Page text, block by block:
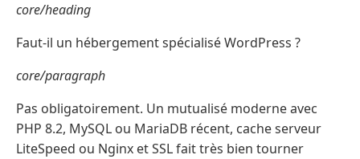
core/heading
Faut-il un hébergement spécialisé WordPress ?
core/paragraph
Pas obligatoirement. Un mutualisé moderne avec
PHP 8.2, MySQL ou MariaDB récent, cache serveur
LiteSpeed ou Nginx et SSL fait très bien tourner